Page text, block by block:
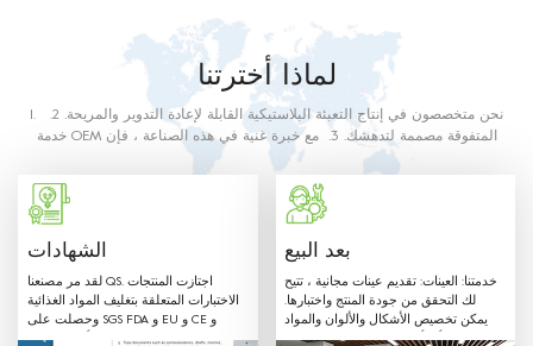
لماذا أخترتنا
1. نحن متخصصون في إنتاج التعبئة البلاستيكية القابلة لإعادة التدوير والمريحة. 2.
خدمة OEM المتفوقة مصممة لتدهشك. 3. مع خبرة غنية في هذه الصناعة ، فإن
الصف. المواد المستخدمة وطرق الإنتاج مع متطلبات الاتصال الغذائي على النحو
الشهادات
لقد مر مصنعنا QS. اجتازت المنتجات
الاختبارات المتعلقة بتغليف المواد الغذائية
وحصلت على SGS FDA و EU و CE و
LFGB وشهادات أخرى.
بعد البيع
خدمتنا: العينات: تقديم عينات مجانية ، تتيح
لك التحقق من جودة المنتج واختبارها.
يمكن تخصيص الأشكال والألوان والمواد
المختلفة وأي أحجام حسب طلب العميل.